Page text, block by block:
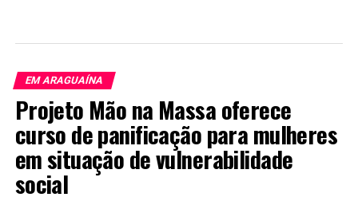
EM ARAGUAÍNA
Projeto Mão na Massa oferece
curso de panificação para mulheres
em situação de vulnerabilidade
social